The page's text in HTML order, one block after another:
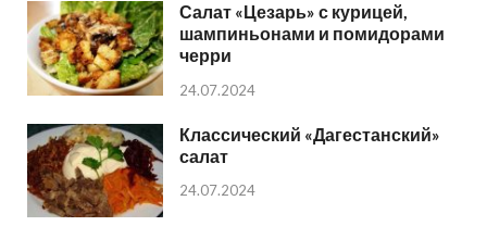
Салат «Цезарь» с курицей,
шампиньонами и помидорами
черри
24.07.2024
Классический «Дагестанский»
салат
24.07.2024